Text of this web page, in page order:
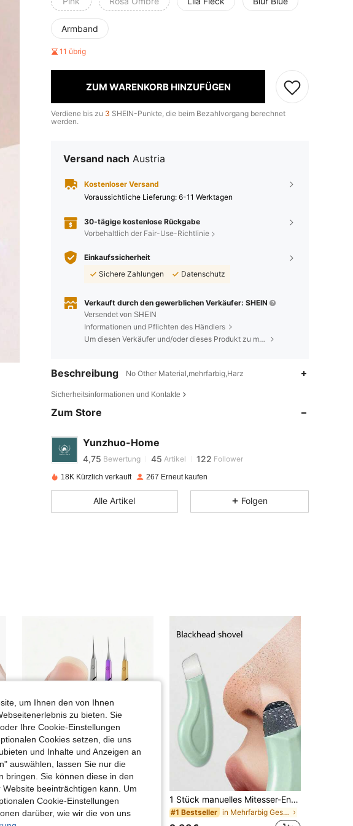
Armband
11 übrig
ZUM WARENKORB HINZUFÜGEN
Verdiene bis zu 3 SHEIN-Punkte, die beim Bezahlvorgang berechnet
werden.
Versand nach Austria
Kostenloser Versand
Voraussichtliche Lieferung: 6-11 Werktagen
30-tägige kostenlose Rückgabe
Vorbehaltlich der Fair-Use-Richtlinie
Einkaufssicherheit
Sichere Zahlungen
Datenschutz
Verkauft durch den gewerblichen Verkäufer: SHEIN
Versendet von SHEIN
Informationen und Pflichten des Händlers
Um diesen Verkäufer und/oder dieses Produkt zu melden
Beschreibung No Other Material,mehrfarbig,Harz
Sicherheitsinformationen und Kontakte
Zum Store
Yunzhuo-Home
4,75 Bewertung 45 Artikel 122 Follower
4,75
4,75
4,75 45 122
4,75 122
18K Kürzlich verkauft 267 Erneut kaufen
Alle Artikel Folgen
Fußpeeling, Valentinstag Geschenk, Neujahrsgeschenk
3,08€
1 Stück manuelles Mitesser-Entfernungswerkzeug, Tiefenreinigung der Poren Hautschaber, Porenreinigung Meister, Akne-Extraktor, Mitesser-Entfernung, Gesichtsreinigungswerkzeug, Beauty-Pflege-Werkzeug, nicht-elektrische Hautpflegebürste mit strukturierter Oberfläche, Porenreinigung Zubehör, Geschenk für Frauen
#1 Bestseller in Mehrfarbig Gesichtsreinigungswerkzeuge
um Ihnen den von Ihnen
zu bieten. Sie
Ihre Cookie-Einstellungen
Cookies setzen, die uns
und Inhalte und Anzeigen an
auswählen, lassen Sie nur die
bringen. Sie können diese in den
beeinträchtigen kann. Um
Cookie-Einstellungen
darüber, wie wir die von uns